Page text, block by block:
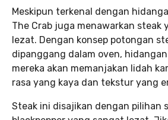
Meskipun terkenal dengan
The Crab juga menawarkan steak
lezat. Dengan konsep potongan
dipanggang dalam oven, hidangan
mereka akan memanjakan lidah
rasa yang kaya dan tekstur yang
Steak ini disajikan dengan pilihan